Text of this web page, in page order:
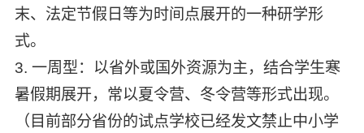
末、法定节假日等为时间点展开的一种研学形
式。
3. 一周型：以省外或国外资源为主，结合学生寒
暑假期展开，常以夏令营、冬令营等形式出现。
（目前部分省份的试点学校已经发文禁止中小学